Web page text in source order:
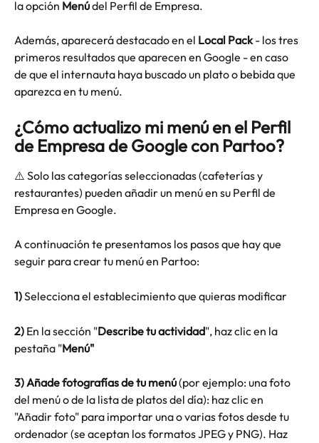
la opción Menú del Perfil de Empresa.
Además, aparecerá destacado en el Local Pack - los tres
primeros resultados que aparecen en Google - en caso
de que el internauta haya buscado un plato o bebida que
aparezca en tu menú.
¿Cómo actualizo mi menú en el Perfil
de Empresa de Google con Partoo?
⚠️ Solo las categorías seleccionadas (cafeterías y
restaurantes) pueden añadir un menú en su Perfil de
Empresa en Google.
A continuación te presentamos los pasos que hay que
seguir para crear tu menú en Partoo:
1) Selecciona el establecimiento que quieras modificar
2) En la sección "Describe tu actividad", haz clic en la
pestaña "Menú"
3) Añade fotografías de tu menú (por ejemplo: una foto
del menú o de la lista de platos del día): haz clic en
"Añadir foto" para importar una o varias fotos desde tu
ordenador (se aceptan los formatos JPEG y PNG). Haz